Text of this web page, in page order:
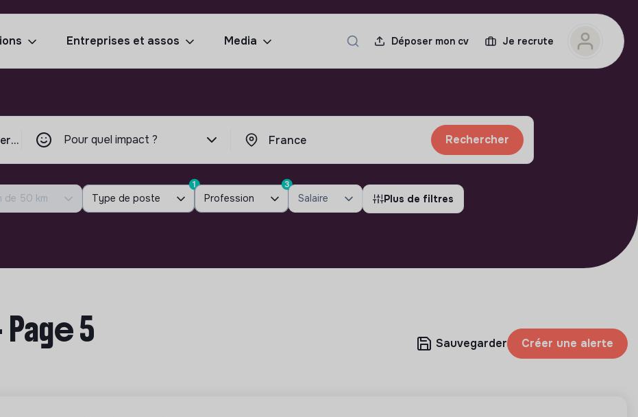
Entreprises et assos Media Déposer mon cv Je recrute
Pour quel impact ? Rechercher
de 50 km Type de poste
1
Profession
3
Salaire Plus de filtres
5 Sauvegarder Créer une alerte